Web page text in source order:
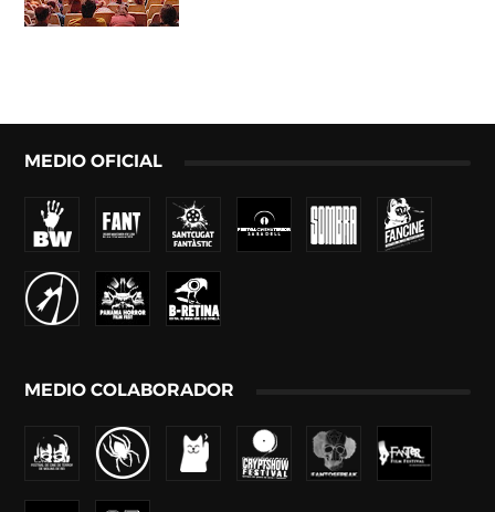
MEDIO OFICIAL
MEDIO COLABORADOR